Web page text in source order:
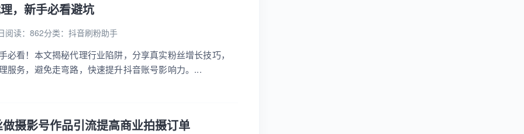
，新手必看避坑
阅读：862分类： 抖音刷粉助手
必看！本文揭秘代理行业陷阱，分享真实粉丝增长技巧，
服务，避免走弯路，快速提升抖音账号影响力。...
摄影号作品引流提高商业拍摄订单